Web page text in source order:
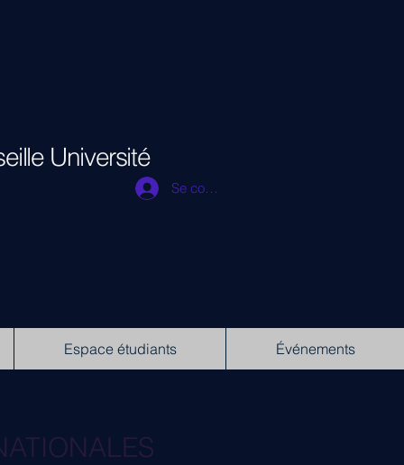
Université
Se connecter
Espace étudiants Événements